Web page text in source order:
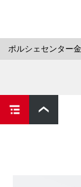
ポルシェセンター